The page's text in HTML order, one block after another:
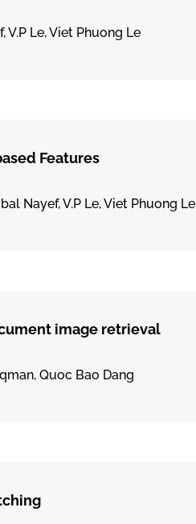
V.P Le, Viet Phuong Le
Features
Nayef, V.P Le, Viet Phuong Le
image retrieval
Quoc Bao Dang